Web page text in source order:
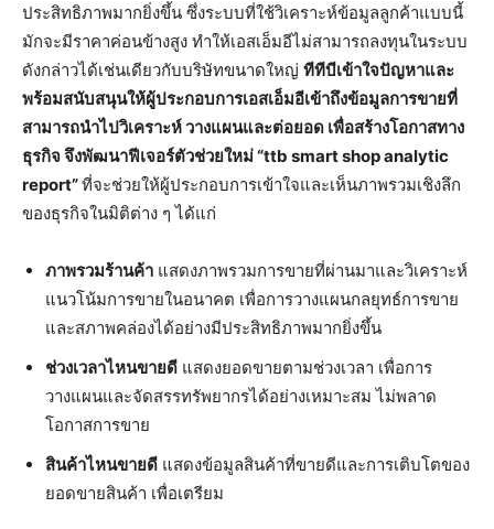
ประสิทธิภาพมากยิ่งขึ้น ซึ่งระบบที่ใช้วิเคราะห์ข้อมูลลูกค้าแบบนี้
มักจะมีราคาค่อนข้างสูง ทำให้เอสเอ็มอีไม่สามารถลงทุนในระบบ
ดังกล่าวได้เช่นเดียวกับบริษัทขนาดใหญ่ ทีทีบีเข้าใจปัญหาและ
พร้อมสนับสนุนให้ผู้ประกอบการเอสเอ็มอีเข้าถึงข้อมูลการขายที่
สามารถนำไปวิเคราะห์ วางแผนและต่อยอด เพื่อสร้างโอกาสทาง
ธุรกิจ จึงพัฒนาฟีเจอร์ตัวช่วยใหม่ “ttb smart shop analytic
report”ที่จะช่วยให้ผู้ประกอบการเข้าใจและเห็นภาพรวมเชิงลึก
ของธุรกิจในมิติต่าง ๆ ได้แก่
ภาพรวมร้านค้า แสดงภาพรวมการขายที่ผ่านมาและวิเคราะห์
แนวโน้มการขายในอนาคต เพื่อการวางแผนกลยุทธ์การขาย
และสภาพคล่องได้อย่างมีประสิทธิภาพมากยิ่งขึ้น
ช่วงเวลาไหนขายดี แสดงยอดขายตามช่วงเวลา เพื่อการ
วางแผนและจัดสรรทรัพยากรได้อย่างเหมาะสม ไม่พลาด
โอกาสการขาย
สินค้าไหนขายดี แสดงข้อมูลสินค้าที่ขายดีและการเติบโตของ
ยอดขายสินค้า เพื่อเตรียม